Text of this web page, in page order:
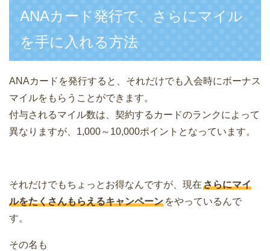
ANAカード発行で、さらにマイル
を手に入れる方法
ANAカードを発行すると、それだけでも入会時にボーナス
マイルをもらうことができます。
付与されるマイル数は、契約するカードのランクによって
異なりますが、1,000～10,000ポイントとなっています。
それだけでもちょっとお得なんですが、現在さらにマイ
ルをたくさんもらえるキャンペーン をやっているんで
す。
その名も